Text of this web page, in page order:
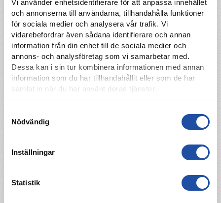
Vi använder enhetsidentifierare för att anpassa innehållet
och annonserna till användarna, tillhandahålla funktioner
för sociala medier och analysera vår trafik. Vi
vidarebefordrar även sådana identifierare och annan
information från din enhet till de sociala medier och
annons- och analysföretag som vi samarbetar med.
Dessa kan i sin tur kombinera informationen med annan
information som du har tillhandahållit eller som de har
samlat in när du har använt deras tjänster.
Nödvändig
Inställningar
Statistik
Res med Östgötatrafiken
Res smart och hållbart medÖstgötatrafiken
matchen.
Matchvärd: Reliwe